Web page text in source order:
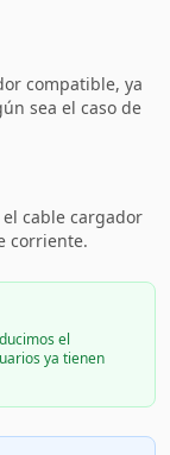
compatible, ya
sea el caso de
cable cargador
corriente.
el
ya tienen